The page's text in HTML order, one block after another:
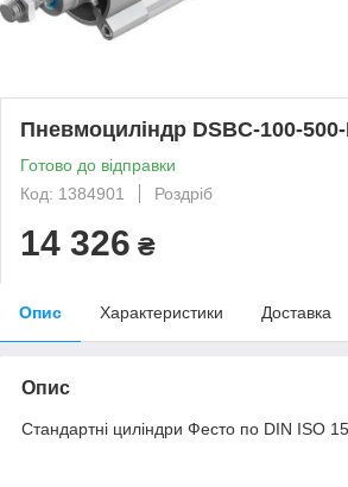
Пневмоциліндр DSBC-100-
Готово до відправки
Код: 1384901
Роздріб
14 326 ₴
Опис Характеристики Доставка
Опис
Стандартні циліндри Фесто по DIN ISO